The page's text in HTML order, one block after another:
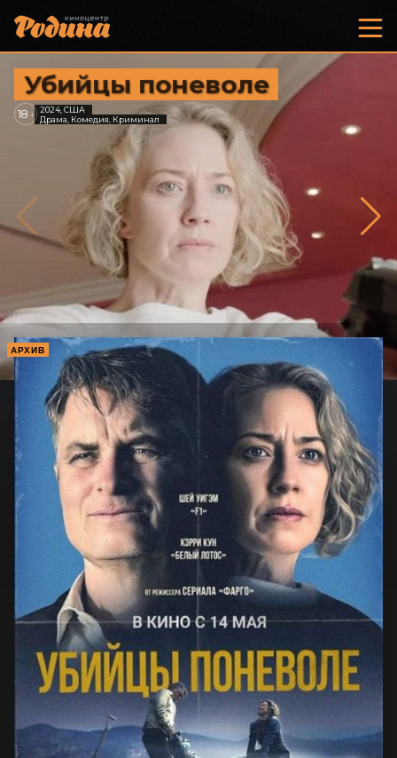
Убийцы поневоле
18 + 2024, США
Драма, Комедия, Криминал
АРХИВ